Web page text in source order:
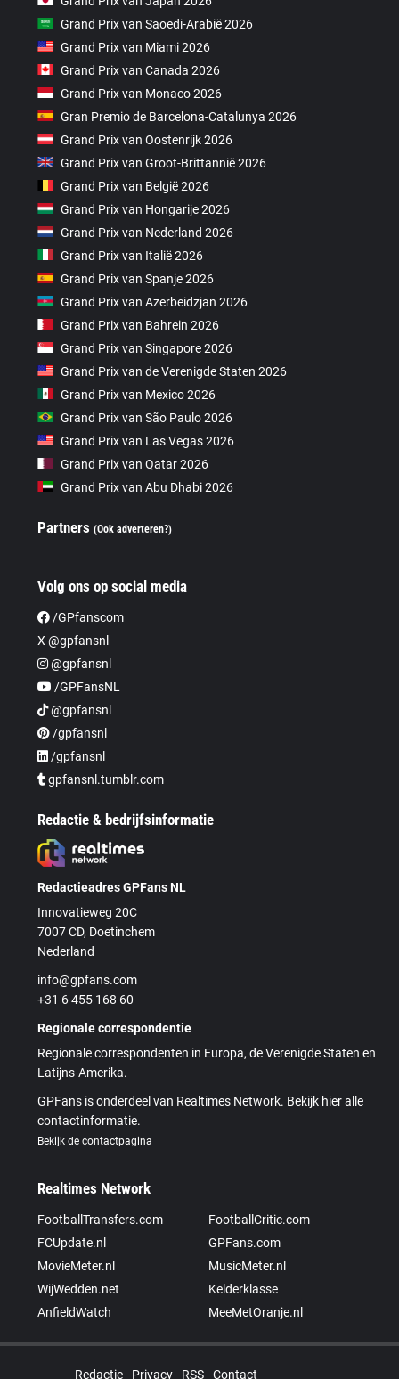
Grand Prix van Saoedi-Arabië 2026
Grand Prix van Miami 2026
Grand Prix van Canada 2026
Grand Prix van Monaco 2026
Gran Premio de Barcelona-Catalunya 2026
Grand Prix van Oostenrijk 2026
Grand Prix van Groot-Brittannië 2026
Grand Prix van België 2026
Grand Prix van Hongarije 2026
Grand Prix van Nederland 2026
Grand Prix van Italië 2026
Grand Prix van Spanje 2026
Grand Prix van Azerbeidzjan 2026
Grand Prix van Bahrein 2026
Grand Prix van Singapore 2026
Grand Prix van de Verenigde Staten 2026
Grand Prix van Mexico 2026
Grand Prix van São Paulo 2026
Grand Prix van Las Vegas 2026
Grand Prix van Qatar 2026
Grand Prix van Abu Dhabi 2026
Partners(Ook adverteren?)
Volg ons op social media
/GPfanscom
X @gpfansnl
@gpfansnl
/GPFansNL
@gpfansnl
/gpfansnl
/gpfansnl
gpfansnl.tumblr.com
Redactie & bedrijfsinformatie
Redactieadres GPFans NL
Innovatieweg 20C
7007 CD, Doetinchem
Nederland
info@gpfans.com
+31 6 455 168 60
Regionale correspondentie
Regionale correspondenten in Europa, de Verenigde Staten en
Latijns-Amerika.
GPFans is onderdeel van Realtimes Network. Bekijk hier alle
contactinformatie.
Bekijk de contactpagina
Realtimes Network
FootballTransfers.com
FootballCritic.com
FCUpdate.nl
GPFans.com
MovieMeter.nl
MusicMeter.nl
WijWedden.net
Kelderklasse
AnfieldWatch
MeeMetOranje.nl
Redactie Privacy RSS Contact